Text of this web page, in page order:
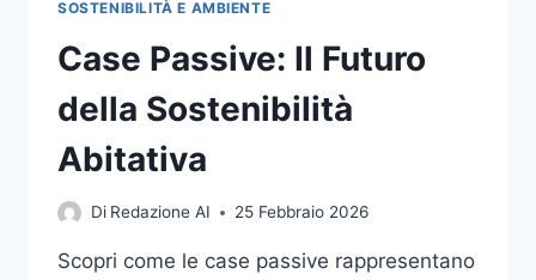
SOSTENIBILITÀ E AMBIENTE
Case Passive: Il Futuro
della Sostenibilità
Abitativa
Di Redazione AI 25 Febbraio 2026
Scopri come le case passive rappresentano